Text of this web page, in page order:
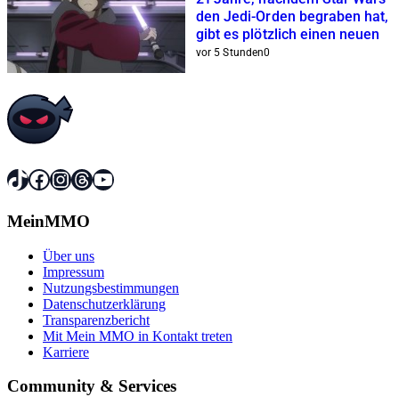
den Jedi-Orden begraben hat,
gibt es plötzlich einen neuen
vor 5 Stunden0
TikTok
Facebook
Instagram
Threads
YouTube
MeinMMO
Über uns
Impressum
Nutzungsbestimmungen
Datenschutzerklärung
Transparenzbericht
Mit Mein MMO in Kontakt treten
Karriere
Community & Services